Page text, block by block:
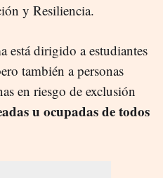
y Resiliencia.
está dirigido a estudiantes
también a personas
en riesgo de exclusión
u ocupadas de todos